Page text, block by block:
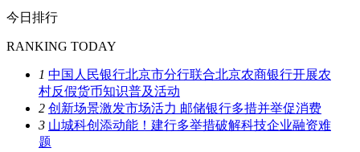
今日排行
RANKING TODAY
1 中国人民银行北京市分行联合北京农商银行开展农
村反假货币知识普及活动
2 创新场景激发市场活力 邮储银行多措并举促消费
3 山城科创添动能！建行多举措破解科技企业融资难
题